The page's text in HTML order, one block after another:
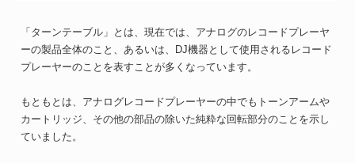
「ターンテーブル」とは、現在では、アナログのレコードプレーヤ
ーの製品全体のこと、あるいは、DJ機器として使用されるレコード
プレーヤーのことを表すことが多くなっています。
もともとは、アナログレコードプレーヤーの中でもトーンアームや
カートリッジ、その他の部品の除いた純粋な回転部分のことを示し
ていました。